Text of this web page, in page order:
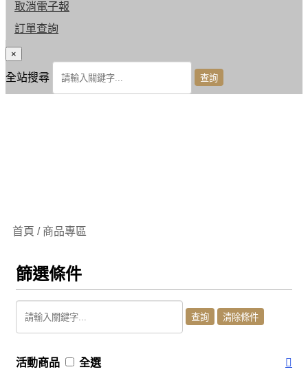
取消電子報
訂單查詢
×
全站搜尋
首頁 / 商品專區
篩選條件
活動商品 全選